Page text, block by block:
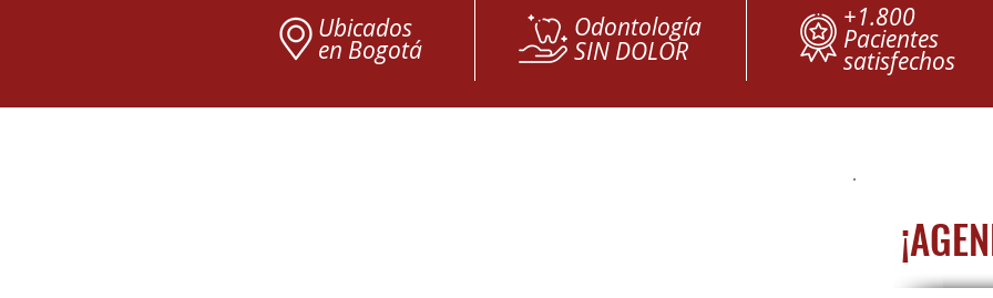
Ubicados
en Bogotá
Odontología
SIN DOLOR
+1.800
Pacientes
satisfechos